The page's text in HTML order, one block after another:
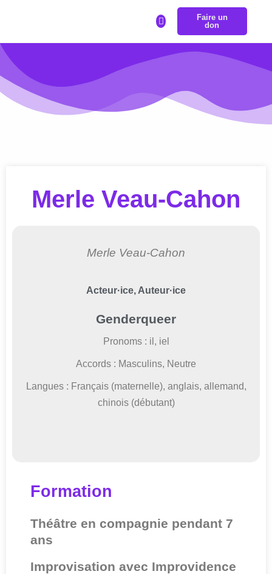
Faire un
don
Merle Veau-Cahon
Merle Veau-Cahon
Acteur·ice, Auteur·ice
Genderqueer
Pronoms : il, iel
Accords : Masculins, Neutre
Langues : Français (maternelle), anglais, allemand,
chinois (débutant)
Formation
Théâtre en compagnie pendant 7
ans
Improvisation avec Improvidence